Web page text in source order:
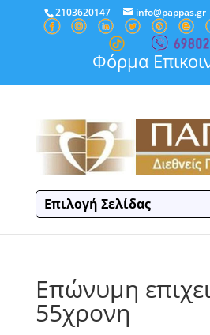
2103620147 info@pappas.gr
Φόρμα
Επιλογή Σελίδας
Επώνυμη
55χρονη